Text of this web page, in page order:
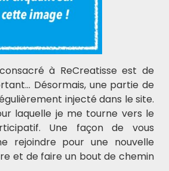
Je viens d’être arrêtée une
pas tout le temps une ATSEM
à vous et votre partage, je
préparer à mes élèves une
simple pour qu’ils l’offrent à
au coeur de la boule
à ReCreatisse est de
Désormais, une partie de
injecté dans le site.
laquelle je me tourne vers le
Une façon de vous
rejoindre pour une nouvelle
et de faire un bout de chemin